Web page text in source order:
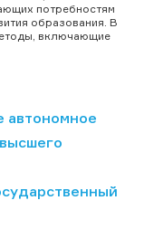
потребностям
образования. В
включающие
автономное